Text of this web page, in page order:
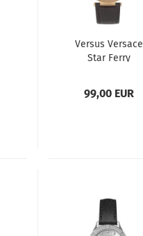
Versus Versace
Star Ferry
99,00 EUR